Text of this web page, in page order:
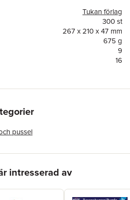
Tukan förlag
300 st
267 x 210 x 47 mm
675 g
9
16
9789180384551
Book and Jigsaw Planet Earth
pussel
intresserad av